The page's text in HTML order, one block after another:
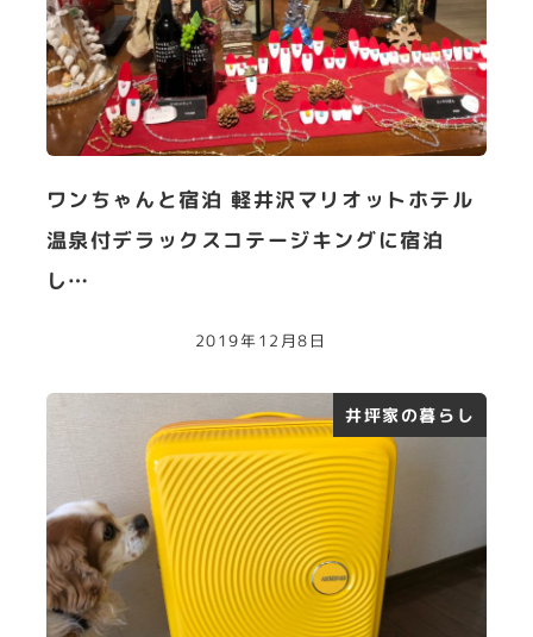
ワンちゃんと宿泊 軽井沢マリオットホテル
温泉付デラックスコテージキングに宿泊
し…
2019年12月8日
井坪家の暮らし